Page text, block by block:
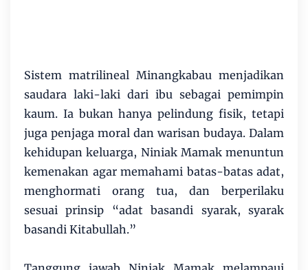
Sistem matrilineal Minangkabau menjadikan
saudara laki-laki dari ibu sebagai pemimpin
kaum. Ia bukan hanya pelindung fisik, tetapi
juga penjaga moral dan warisan budaya. Dalam
kehidupan keluarga, Niniak Mamak menuntun
kemenakan agar memahami batas-batas adat,
menghormati orang tua, dan berperilaku
sesuai prinsip “adat basandi syarak, syarak
basandi Kitabullah.”